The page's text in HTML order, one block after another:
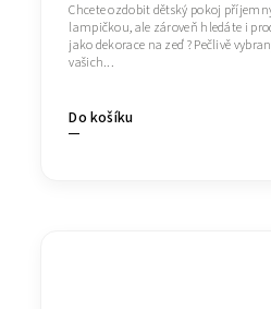
Do košíku
Chcete ozdobit dětský pokoj
lampičkou, ale zároveň hledáte i
jako dekorace na zeď ? Pečlivě
vašich...